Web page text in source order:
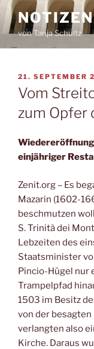
Zum
Inhalt
springenvon Tanja Schultz
AM
21. SEPTEMBER
Vom
zum Opfer
Wiedereröffnung
einjähriger
Zenit.org – Es
Mazarin (1602-
beschmutzen
S. Trinità dei
Lebzeiten des
Staatsminister
Pincio-Hügel nur
Trampelpfad
1503 im Besitz
von der
verlangten also
Kirche. Daraus